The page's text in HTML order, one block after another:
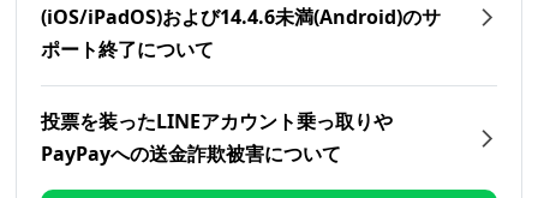
(iOS/iPadOS)および14.4.6未満(Android)のサ
ポート終了について
投票を装ったLINEアカウント乗っ取りや
PayPayへの送金詐欺被害について